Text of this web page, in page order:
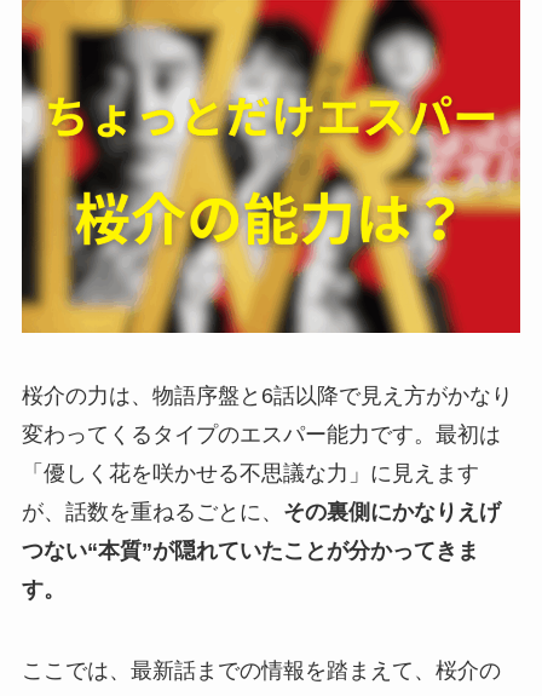
桜介の力は、物語序盤と6話以降で見え方がかなり
変わってくるタイプのエスパー能力です。最初は
「優しく花を咲かせる不思議な力」に見えます
が、話数を重ねるごとに、 その裏側にかなりえげ
つない“本質”が隠れていたことが分かってきま
す。
ここでは、最新話までの情報を踏まえて、桜介の